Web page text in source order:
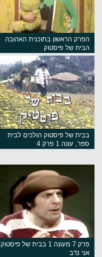
הפרק הראשון בתוכנית האהובה
הבית של פיסטוק
בבית של פיסטוק הולכים לבית
ספר, עונה 1 פרק 4
פרק 7 מעונה 1 בבית של פיסטוק
אני נדב